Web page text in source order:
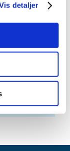
detaljer